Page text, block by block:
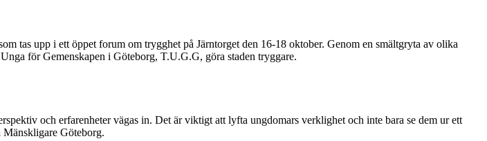
tas upp i ett öppet forum om trygghet på Järntorget den 16-18 oktober. Genom en smältgryta av olika
för Gemenskapen i Göteborg, T.U.G.G, göra staden tryggare.
och erfarenheter vägas in. Det är viktigt att lyfta ungdomars verklighet och inte bara se dem ur ett
Göteborg.